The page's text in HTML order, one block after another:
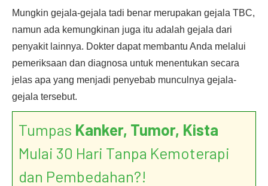
Mungkin gejala-gejala tadi benar merupakan gejala TBC,
namun ada kemungkinan juga itu adalah gejala dari
penyakit lainnya. Dokter dapat membantu Anda melalui
pemeriksaan dan diagnosa untuk menentukan secara
jelas apa yang menjadi penyebab munculnya gejala-
gejala tersebut.
Tumpas Kanker, Tumor, Kista
Mulai 30 Hari Tanpa Kemoterapi
dan Pembedahan?!